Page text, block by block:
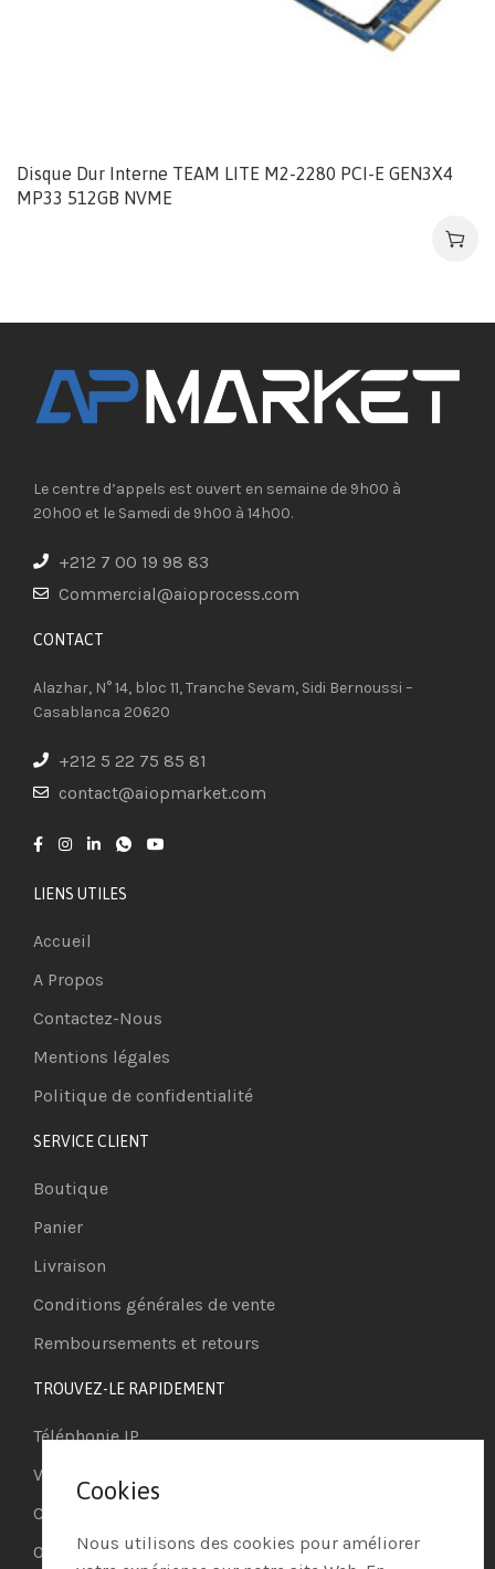
Disque Dur Interne TEAM LITE M2-2280 PCI-E GEN3X4
MP33 512GB NVME
Le centre d’appels est ouvert en semaine de 9h00 à
20h00 et le Samedi de 9h00 à 14h00.
+212 7 00 19 98 83
Commercial@aioprocess.com
CONTACT​
Alazhar, N° 14, bloc 11, Tranche Sevam, Sidi Bernoussi –
Casablanca 20620
+212 5 22 75 85 81
contact@aiopmarket.com
LIENS UTILES
Accueil
A Propos
Contactez-Nous
Mentions légales
Politique de confidentialité
SERVICE CLIENT
Boutique
Panier
Livraison
Conditions générales de vente
Remboursements et retours
TROUVEZ-LE RAPIDEMENT
Téléphonie IP
Visioconférence
Casques
Ordinateurs
Cookies
Nous utilisons des cookies pour améliorer